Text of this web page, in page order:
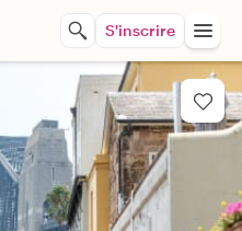
S'inscrire